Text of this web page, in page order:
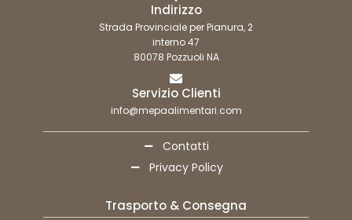
Indirizzo
Strada Provinciale per Pianura, 2
interno 47
80078 Pozzuoli NA
Servizio Clienti
info@mepaalimentari.com
Contatti
Privacy Policy
Trasporto & Consegna